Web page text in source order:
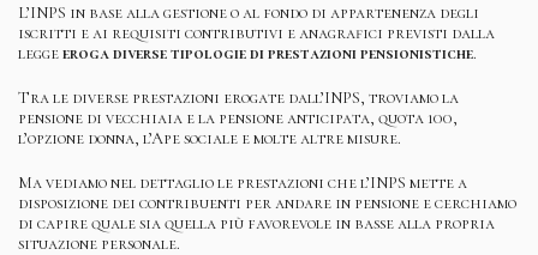
L’INPS in base alla gestione o al fondo di appartenenza degli
iscritti e ai requisiti contributivi e anagrafici previsti dalla
leggeeroga diverse tipologie di prestazioni pensionistiche.
Tra le diverse prestazioni erogate dall’INPS, troviamo la
pensione di vecchiaia e la pensione anticipata, quota 100,
l’opzione donna, l’Ape sociale e molte altre misure.
Ma vediamo nel dettaglio le prestazioni che l’INPS mette a
disposizione dei contribuenti per andare in pensione e cerchiamo
di capire quale sia quella più favorevole in basse alla propria
situazione personale.